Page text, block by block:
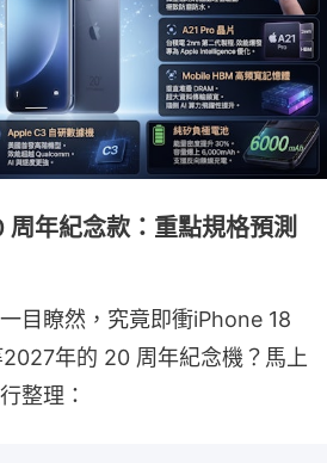
年紀念款：重點規格預測
目瞭然，究竟即衝iPhone 18
年的 20 周年紀念機？馬上
整理：